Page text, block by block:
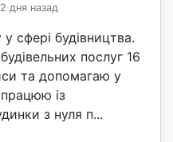
дня назад
сфері будівництва.
послуг 16
та допомагаю у
із
з нуля п...